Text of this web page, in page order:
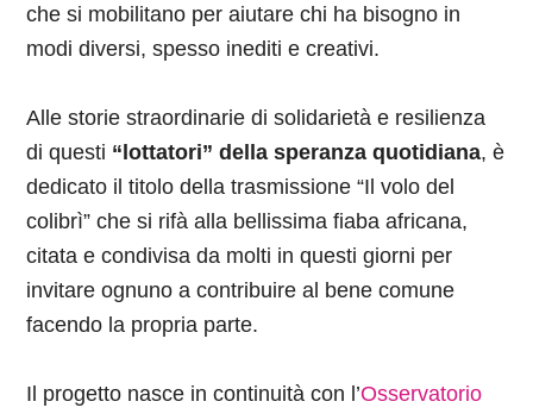
che si mobilitano per aiutare chi ha bisogno in
modi diversi, spesso inediti e creativi.
Alle storie straordinarie di solidarietà e resilienza
di questi “lottatori” della speranza quotidiana, è
dedicato il titolo della trasmissione “Il volo del
colibrì” che si rifà alla bellissima fiaba africana,
citata e condivisa da molti in questi giorni per
invitare ognuno a contribuire al bene comune
facendo la propria parte.
Il progetto nasce in continuità con l’Osservatorio